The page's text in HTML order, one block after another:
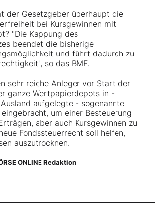
der Gesetzgeber überhaupt die
bei Kursgewinnen mit
"Die Kappung des
beendet die bisherige
und führt dadurch zu
so das BMF.
sehr reiche Anleger vor Start der
ganze Wertpapierdepots in -
aufgelegte - sogenannte
um einer Besteuerung
aber auch Kursgewinnen zu
Fondssteuerrecht soll helfen,
auszutrocknen.
ONLINE Redaktion